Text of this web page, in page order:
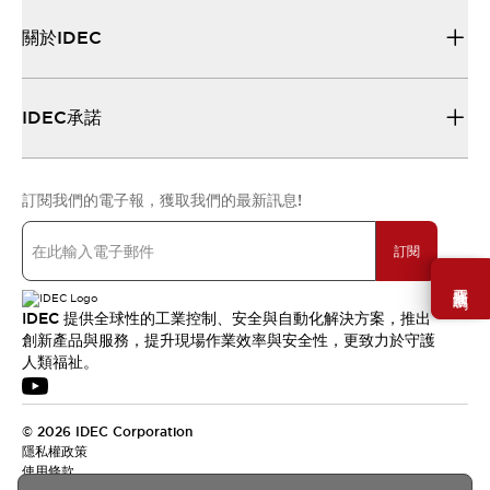
需要幫助嗎？
關於IDEC
IDEC承諾
訂閱我們的電子報，獲取我們的最新訊息!
訂閱
IDEC 提供全球性的工業控制、安全與自動化解決方案，推出
創新產品與服務，提升現場作業效率與安全性，更致力於守護
人類福祉。
© 2026 IDEC Corporation
隱私權政策
使用條款